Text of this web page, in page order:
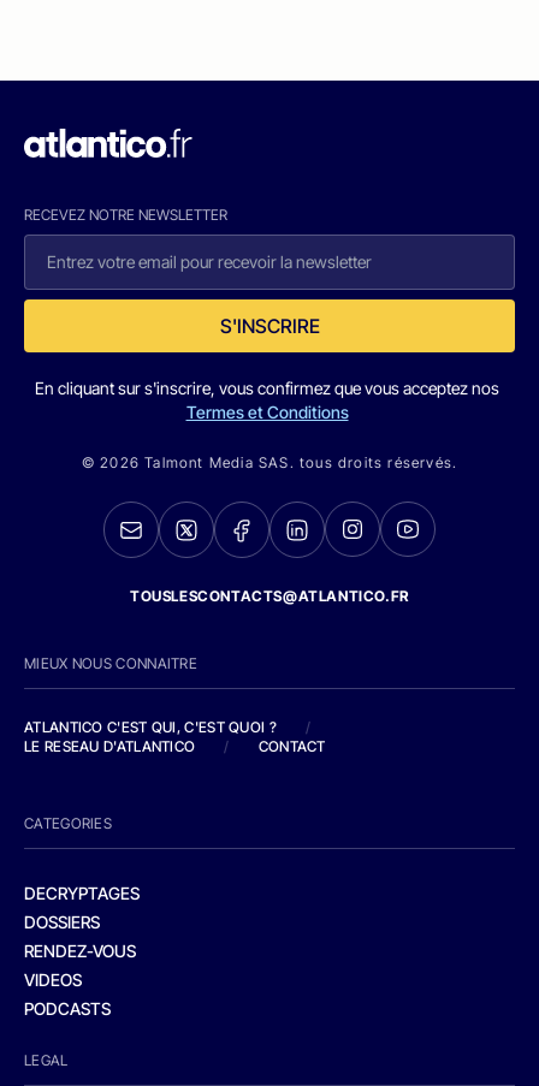
RECEVEZ NOTRE NEWSLETTER
S'INSCRIRE
En cliquant sur s'inscrire, vous confirmez que vous acceptez nos
Termes et Conditions
© 2026 Talmont Media SAS. tous droits réservés.
TOUSLESCONTACTS@ATLANTICO.FR
MIEUX NOUS CONNAITRE
ATLANTICO C'EST QUI, C'EST QUOI ?
/
LE RESEAU D'ATLANTICO
/ CONTACT
CATEGORIES
DECRYPTAGES
DOSSIERS
RENDEZ-VOUS
VIDEOS
PODCASTS
LEGAL